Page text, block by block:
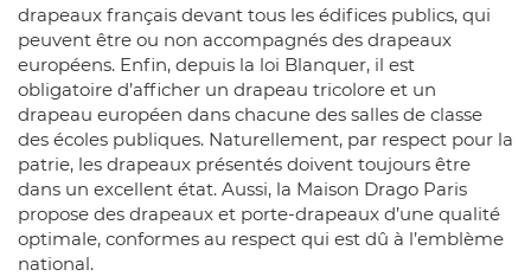
drapeaux français devant tous les édifices publics, qui
peuvent être ou non accompagnés des drapeaux
européens. Enfin, depuis la loi Blanquer, il est
obligatoire d’afficher un drapeau tricolore et un
drapeau européen dans chacune des salles de classe
des écoles publiques. Naturellement, par respect pour la
patrie, les drapeaux présentés doivent toujours être
dans un excellent état. Aussi, la Maison Drago Paris
propose des drapeaux et porte-drapeaux d’une qualité
optimale, conformes au respect qui est dû à l’emblème
national.